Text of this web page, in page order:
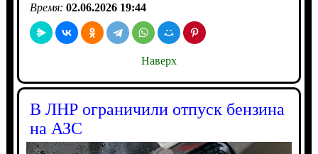
Время: 02.06.2026 19:44
Наверх
В ЛНР ограничили отпуск бензина
на АЗС